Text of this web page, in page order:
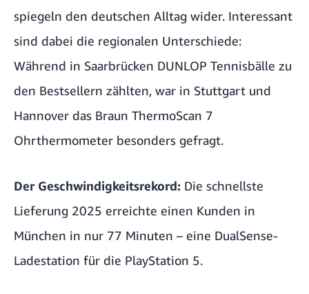
spiegeln den deutschen Alltag wider. Interessant
sind dabei die regionalen Unterschiede:
Während in Saarbrücken DUNLOP Tennisbälle zu
den Bestsellern zählten, war in Stuttgart und
Hannover das Braun ThermoScan 7
Ohrthermometer besonders gefragt.
Der Geschwindigkeitsrekord: Die schnellste
Lieferung 2025 erreichte einen Kunden in
München in nur 77 Minuten – eine DualSense-
Ladestation für die PlayStation 5.